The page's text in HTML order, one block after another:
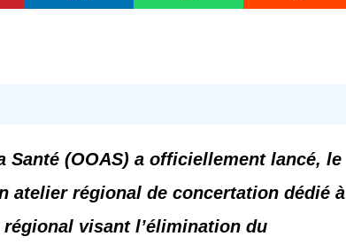
Santé (OOAS) a officiellement lancé, le
atelier régional de concertation dédié à
visant l’élimination du